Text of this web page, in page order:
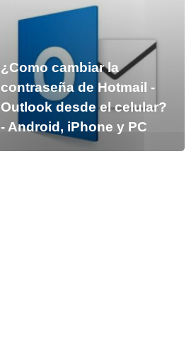
¿Como cambiar la
contraseña de Hotmail -
Outlook desde el celular?
- Android, iPhone y PC